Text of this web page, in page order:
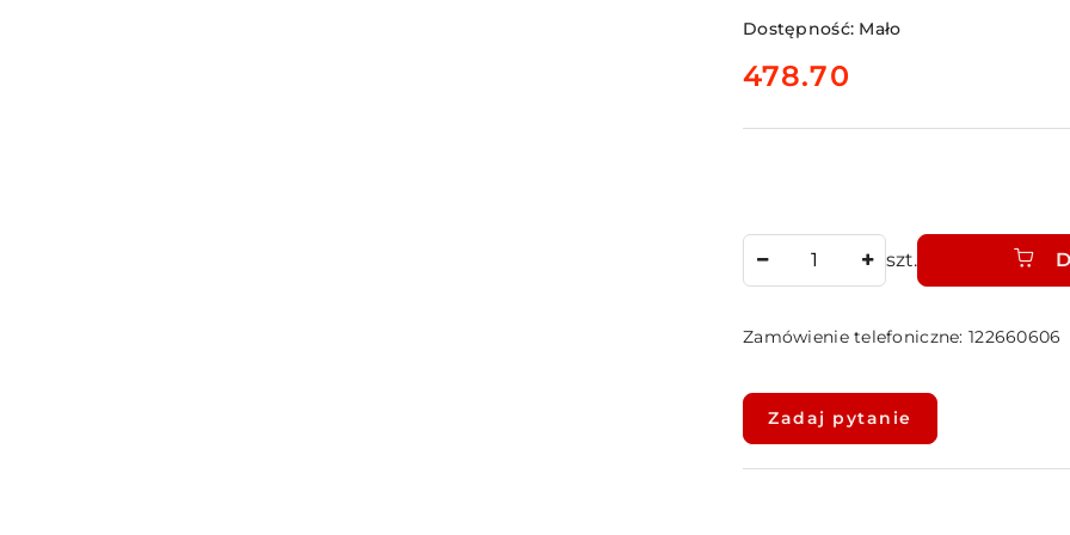
Dostępność: Mało
cena:
478.70
szt.
Zamówienie telefoniczne: 122660606
Dostępność
i
dostawa
Zadaj pytanie